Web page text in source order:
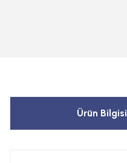
Ürün Bilgisi